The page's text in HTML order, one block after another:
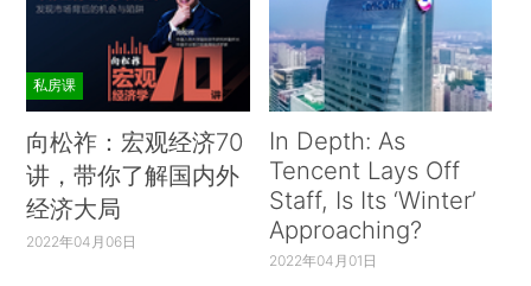
私房课
向松祚：宏观经济70
讲，带你了解国内外
经济大局
2022年04月06日
In Depth: As
Tencent Lays Off
Staff, Is Its ‘Winter’
Approaching?
2022年04月01日